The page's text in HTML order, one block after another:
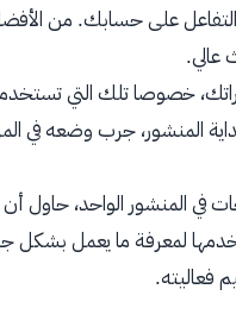
على حسابك. من
عالي.
خصوصا تلك التي
المنشور، جرب وضعه في
في المنشور الواحد، حاول
لمعرفة ما يعمل بشكل
فعاليته.